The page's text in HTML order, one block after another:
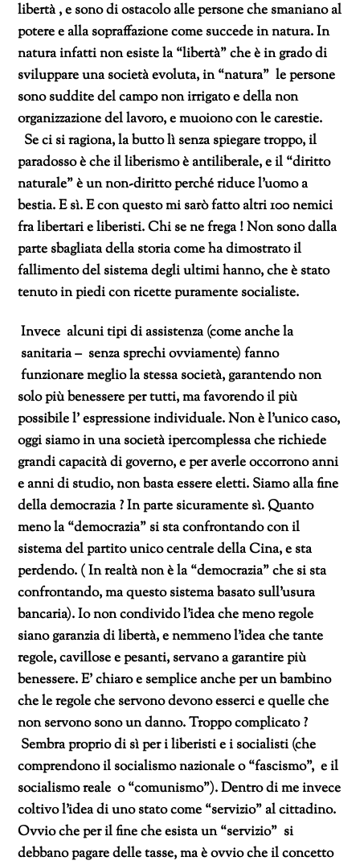
libertà , e sono di ostacolo alle persone che smaniano al
potere e alla sopraffazione come succede in natura. In
natura infatti non esiste la “libertà” che è in grado di
sviluppare una società evoluta, in “natura” le persone
sono suddite del campo non irrigato e della non
organizzazione del lavoro, e muoiono con le carestie.
Se ci si ragiona, la butto lì senza spiegare troppo, il
paradosso è che il liberismo è antiliberale, e il “diritto
naturale” è un non-diritto perché riduce l’uomo a
bestia. E sì. E con questo mi sarò fatto altri 100 nemici
fra libertari e liberisti. Chi se ne frega ! Non sono dalla
parte sbagliata della storia come ha dimostrato il
fallimento del sistema degli ultimi hanno, che è stato
tenuto in piedi con ricette puramente socialiste.
Invece alcuni tipi di assistenza (come anche la
sanitaria – senza sprechi ovviamente) fanno
funzionare meglio la stessa società, garantendo non
solo più benessere per tutti, ma favorendo il più
possibile l’ espressione individuale. Non è l’unico caso,
oggi siamo in una società ipercomplessa che richiede
grandi capacità di governo, e per averle occorrono anni
e anni di studio, non basta essere eletti. Siamo alla fine
della democrazia ? In parte sicuramente sì. Quanto
meno la “democrazia” si sta confrontando con il
sistema del partito unico centrale della Cina, e sta
perdendo. ( In realtà non è la “democrazia” che si sta
confrontando, ma questo sistema basato sull’usura
bancaria). Io non condivido l’idea che meno regole
siano garanzia di libertà, e nemmeno l’idea che tante
regole, cavillose e pesanti, servano a garantire più
benessere. E’ chiaro e semplice anche per un bambino
che le regole che servono devono esserci e quelle che
non servono sono un danno. Troppo complicato ?
Sembra proprio di sì per i liberisti e i socialisti (che
comprendono il socialismo nazionale o “fascismo”, e il
socialismo reale o “comunismo”).Dentro di me invece
coltivo l’idea di uno stato come “servizio” al cittadino.
Ovvio che per il fine che esista un “servizio” si
debbano pagare delle tasse, ma è ovvio che il concetto